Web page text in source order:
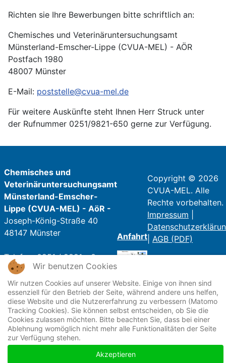
Richten sie Ihre Bewerbungen bitte schriftlich an:
Chemisches und Veterinäruntersuchungsamt
Münsterland-Emscher-Lippe (CVUA-MEL) - AÖR
Postfach 1980
48007 Münster
E-Mail: poststelle@cvua-mel.de
Für weitere Auskünfte steht Ihnen Herr Struck unter
der Rufnummer 0251/9821-650 gerne zur Verfügung.
Chemisches und
Veterinäruntersuchungsamt
Münsterland-Emscher-
Lippe (CVUA-MEL) - AöR -
Joseph-König-Straße 40
48147 Münster
Telefon: 0251 / 9821 - 0
Telefax: 0251 / 9821 - 250
E-Mail:poststelle@cvua-
mel.de
Öffnungszeiten:
Mo - Fr: 07:30 Uhr - 16 Uhr
Sa + So: Geschlossen
Anfahrt
Copyright © 2026
CVUA-MEL. Alle
Rechte vorbehalten.
Impressum
AGB (PDF)
Wir benutzen Cookies
Wir nutzen Cookies auf unserer Website. Einige von ihnen sind
essenziell für den Betrieb der Seite, während andere uns helfen,
diese Website und die Nutzererfahrung zu verbessern (Matomo
Tracking Cookies). Sie können selbst entscheiden, ob Sie die
Cookies zulassen möchten. Bitte beachten Sie, dass bei einer
Ablehnung womöglich nicht mehr alle Funktionalitäten der Seite
zur Verfügung stehen.
Akzeptieren